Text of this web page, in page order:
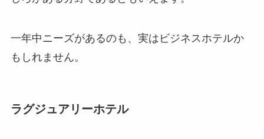
一年中ニーズがあるのも、実はビジネスホテルか
もしれません。
ラグジュアリーホテル